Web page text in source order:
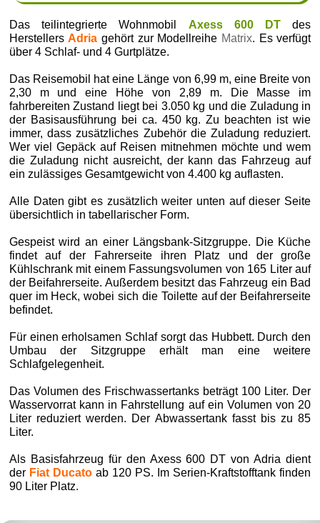
Das teilintegrierte Wohnmobil Axess 600 DTdes
HerstellersAdria gehört zur Modellreihe Matrix. Es verfügt
über 4 Schlaf- und 4 Gurtplätze.
Das Reisemobil hat eine Länge von 6,99 m, eine Breite von
2,30 m und eine Höhe von 2,89 m. Die Masse im
fahrbereiten Zustand liegt bei 3.050 kg und die Zuladung in
der Basisausführung bei ca. 450 kg. Zu beachten ist wie
immer, dass zusätzliches Zubehör die Zuladung reduziert.
Wer viel Gepäck auf Reisen mitnehmen möchte und wem
die Zuladung nicht ausreicht, der kann das Fahrzeug auf
ein zulässiges Gesamtgewicht von 4.400 kg auflasten.
Alle Daten gibt es zusätzlich weiter unten auf dieser Seite
übersichtlich in tabellarischer Form.
Gespeist wird an einer Längsbank-Sitzgruppe. Die Küche
findet auf der Fahrerseite ihren Platz und der große
Kühlschrank mit einem Fassungsvolumen von 165 Liter auf
der Beifahrerseite. Außerdem besitzt das Fahrzeug ein Bad
quer im Heck, wobei sich die Toilette auf der Beifahrerseite
befindet.
Für einen erholsamen Schlaf sorgt das Hubbett. Durch den
Umbau der Sitzgruppe erhält man eine weitere
Schlafgelegenheit.
Das Volumen des Frischwassertanks beträgt 100 Liter. Der
Wasservorrat kann in Fahrstellung auf ein Volumen von 20
Liter reduziert werden. Der Abwassertank fasst bis zu 85
Liter.
Als Basisfahrzeug für den Axess 600 DT von Adria dient
der Fiat Ducatoab 120 PS. Im Serien-Kraftstofftank finden
90 Liter Platz.